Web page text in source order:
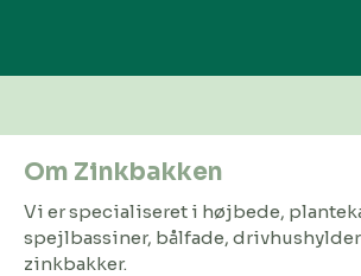
Om Zinkbakken
Vi er specialiseret i højbede,
spejlbassiner, bålfade,
zinkbakker.